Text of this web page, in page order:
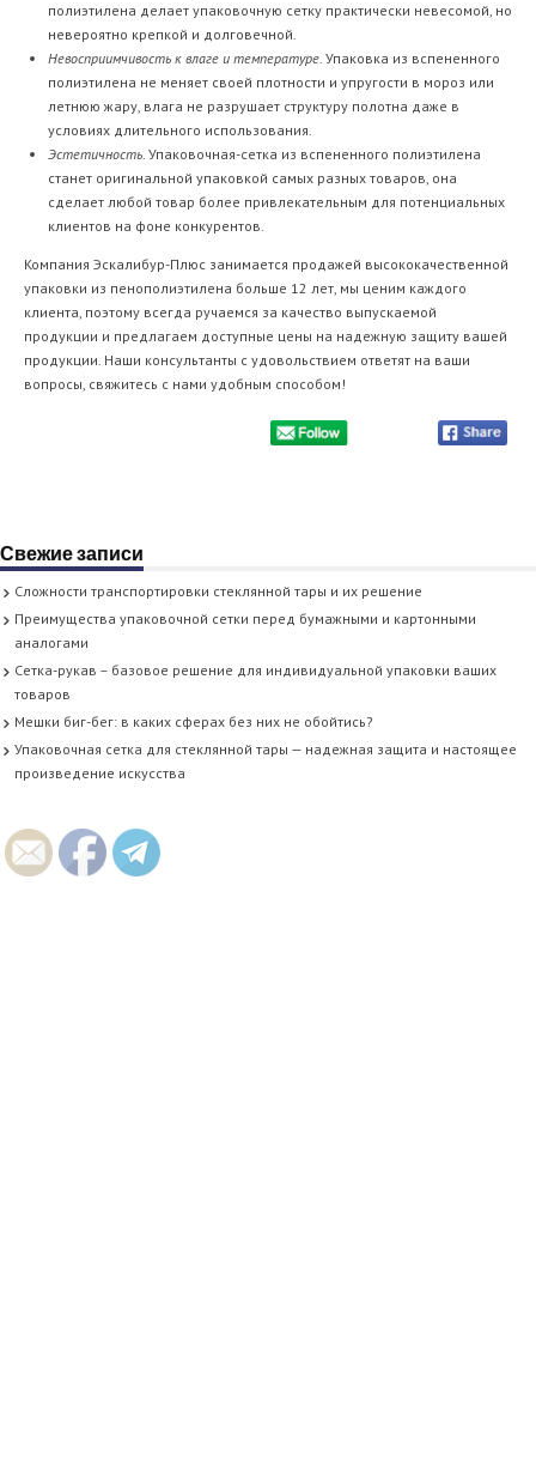
полиэтилена делает упаковочную сетку практически невесомой, но
невероятно крепкой и долговечной.
Невосприимчивость к влаге и температуре. Упаковка из вспененного
полиэтилена не меняет своей плотности и упругости в мороз или
летнюю жару, влага не разрушает структуру полотна даже в
условиях длительного использования.
Эстетичность. Упаковочная-сетка из вспененного полиэтилена
станет оригинальной упаковкой самых разных товаров, она
сделает любой товар более привлекательным для потенциальных
клиентов на фоне конкурентов.
Компания Эскалибур-Плюс занимается продажей высококачественной
упаковки из пенополиэтилена больше 12 лет, мы ценим каждого
клиента, поэтому всегда ручаемся за качество выпускаемой
продукции и предлагаем доступные цены на надежную защиту вашей
продукции. Наши консультанты с удовольствием ответят на ваши
вопросы, свяжитесь с нами удобным способом!
Свежие записи
Сложности транспортировки стеклянной тары и их решение
Преимущества упаковочной сетки перед бумажными и картонными
аналогами
Сетка-рукав – базовое решение для индивидуальной упаковки ваших
товаров
Мешки биг-бег: в каких сферах без них не обойтись?
Упаковочная сетка для стеклянной тары — надежная защита и настоящее
произведение искусства